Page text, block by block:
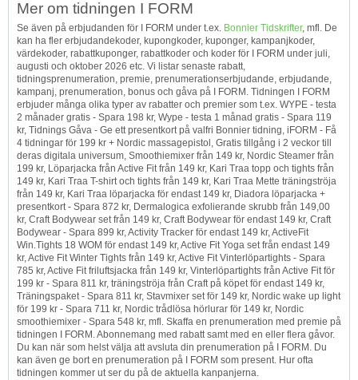
Mer om tidningen I FORM
Se även på erbjudanden för I FORM under t.ex. Bonnier Tidskrifter, mfl. De
kan ha fler erbjudandekoder, kupongkoder, kuponger, kampanjkoder,
värdekoder, rabattkuponger, rabattkoder och koder för I FORM under juli,
augusti och oktober 2026 etc. Vi listar senaste rabatt,
tidningsprenumeration, premie, prenumerationserbjudande, erbjudande,
kampanj, prenumeration, bonus och gåva på I FORM. Tidningen I FORM
erbjuder många olika typer av rabatter och premier som t.ex. WYPE - testa
2 månader gratis - Spara 198 kr, Wype - testa 1 månad gratis - Spara 119
kr, Tidnings Gåva - Ge ett presentkort på valfri Bonnier tidning, iFORM - Få
4 tidningar för 199 kr + Nordic massagepistol, Gratis tillgång i 2 veckor till
deras digitala universum, Smoothiemixer från 149 kr, Nordic Steamer från
199 kr, Löparjacka från Active Fit från 149 kr, Kari Traa topp och tights från
149 kr, Kari Traa T-shirt och tights från 149 kr, Kari Traa Mette träningströja
från 149 kr, Kari Traa löparjacka för endast 149 kr, Diadora löparjacka +
presentkort - Spara 872 kr, Dermalogica exfolierande skrubb från 149,00
kr, Craft Bodywear set från 149 kr, Craft Bodywear för endast 149 kr, Craft
Bodywear - Spara 899 kr, Activity Tracker för endast 149 kr, ActiveFit
Win.Tights 18 WOM för endast 149 kr, Active Fit Yoga set från endast 149
kr, Active Fit Winter Tights från 149 kr, Active Fit Vinterlöpartights - Spara
785 kr, Active Fit friluftsjacka från 149 kr, Vinterlöpartights från Active Fit för
199 kr - Spara 811 kr, träningströja från Craft på köpet för endast 149 kr,
Träningspaket - Spara 811 kr, Stavmixer set för 149 kr, Nordic wake up light
för 199 kr - Spara 711 kr, Nordic trådlösa hörlurar för 149 kr, Nordic
smoothiemixer - Spara 548 kr, mfl. Skaffa en prenumeration med premie på
tidningen I FORM. Abonnemang med rabatt samt med en eller flera gåvor.
Du kan när som helst välja att avsluta din prenumeration på I FORM. Du
kan även ge bort en prenumeration på I FORM som present. Hur ofta
tidningen kommer ut ser du på de aktuella kanpanjerna.